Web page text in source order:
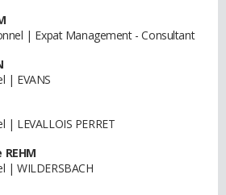
| Expat Management - Consultant
| EVANS
| LEVALLOIS PERRET
| WILDERSBACH